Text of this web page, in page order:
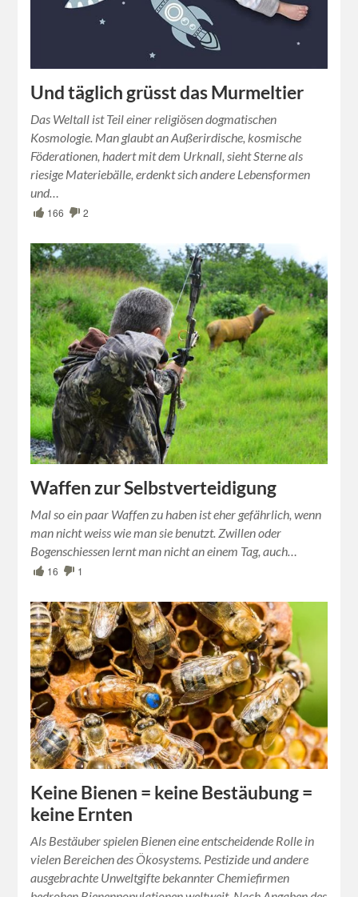
Und täglich grüsst das Murmeltier
Das Weltall ist Teil einer religiösen dogmatischen
Kosmologie. Man glaubt an Außerirdische, kosmische
Föderationen, hadert mit dem Urknall, sieht Sterne als
riesige Materiebälle, erdenkt sich andere Lebensformen
und…
166 2
Waffen zur Selbstverteidigung
Mal so ein paar Waffen zu haben ist eher gefährlich, wenn
man nicht weiss wie man sie benutzt. Zwillen oder
Bogenschiessen lernt man nicht an einem Tag, auch…
16 1
Keine Bienen = keine Bestäubung =
keine Ernten
Als Bestäuber spielen Bienen eine entscheidende Rolle in
vielen Bereichen des Ökosystems. Pestizide und andere
ausgebrachte Unweltgifte bekannter Chemiefirmen